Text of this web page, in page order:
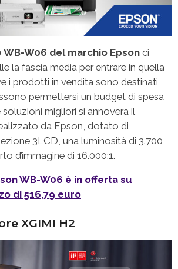
W06 del marchio Epson ci
la fascia media per entrare in quella
i prodotti in vendita sono destinati
permettersi un budget di spesa
migliori si annovera il
da Epson, dotato di
3LCD, una luminosità di 3.700
d’immagine di 16.000:1.
WB-W06 è in offerta su
di 516,79 euro
XGIMI H2